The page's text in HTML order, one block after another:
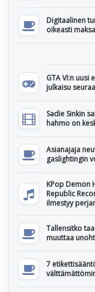
Digitaalinen
oikeasti
GTA VI:n uusi
julkaisu
Sadie Sinkin
hahmo on
Asianajaja
gaslightingin
KPop Demon
Republic
ilmestyy
Tallensitko
muuttaa
7